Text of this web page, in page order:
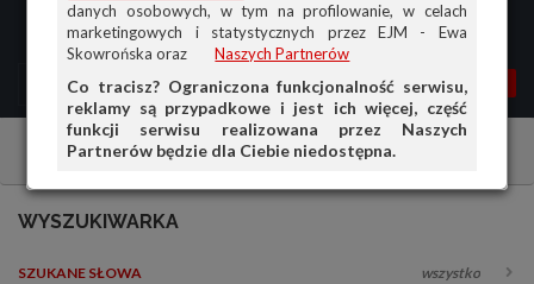
danych osobowych, w tym na profilowanie, w celach
marketingowych i statystycznych przez EJM - Ewa
Skowrońska oraz
Naszych Partnerów
Co tracisz? Ograniczona funkcjonalność serwisu,
reklamy są przypadkowe i jest ich więcej, część
funkcji serwisu realizowana przez Naszych
Partnerów będzie dla Ciebie niedostępna.
MENU MOJA AG
PRZEGLĄD
Przyczepy i naczepy Przyczepy
WYSZUKIWARKA
SZUKANE SŁOWA wszystko